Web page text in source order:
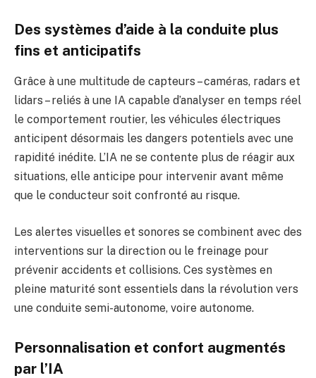
Des systèmes d’aide à la conduite plus
fins et anticipatifs
Grâce à une multitude de capteurs – caméras, radars et
lidars – reliés à une IA capable d’analyser en temps réel
le comportement routier, les véhicules électriques
anticipent désormais les dangers potentiels avec une
rapidité inédite. L’IA ne se contente plus de réagir aux
situations, elle anticipe pour intervenir avant même
que le conducteur soit confronté au risque.
Les alertes visuelles et sonores se combinent avec des
interventions sur la direction ou le freinage pour
prévenir accidents et collisions. Ces systèmes en
pleine maturité sont essentiels dans la révolution vers
une conduite semi-autonome, voire autonome.
Personnalisation et confort augmentés
par l’IA